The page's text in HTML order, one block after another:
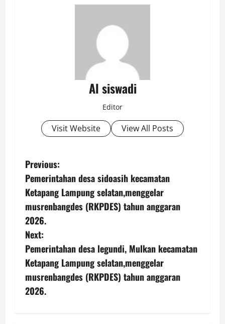
Al siswadi
Editor
Visit Website View All Posts
P
o
s
t
n
a
v
Previous:
Pemerintahan desa sidoasih kecamatan
Ketapang Lampung selatan,menggelar
musrenbangdes (RKPDES) tahun anggaran
2026.
Next:
Pemerintahan desa legundi, Mulkan kecamatan
Ketapang Lampung selatan,menggelar
musrenbangdes (RKPDES) tahun anggaran
2026.